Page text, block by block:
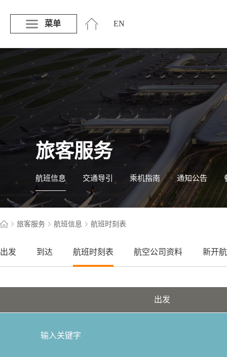
菜单 EN
旅客服务
航班信息 交通导引 乘机指南 通知公告
旅客服务 航班信息 航班时刻表
出发 到达 航班时刻表 航空公司资料 新开
出发